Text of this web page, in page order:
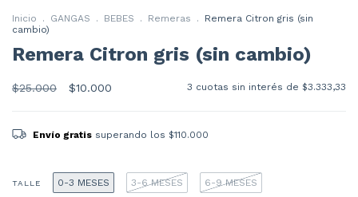
Inicio . GANGAS . BEBES . Remeras .
Remera Citron gris (sin
cambio)
Remera Citron gris (sin cambio)
$25.000 $10.000 3 cuotas sin interés de $3.333,33
Envío gratis superando los $110.000
TALLE 0-3 MESES 3-6 MESES 6-9 MESES